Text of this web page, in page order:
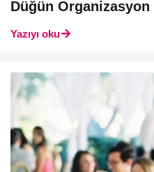
Düğün
Yazıyı oku